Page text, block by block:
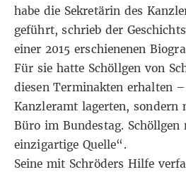
habe die Sekretärin des
geführt, schrieb der
einer 2015 erschienenen
Für sie hatte Schöllgen von
diesen Terminakten erhalten
Kanzleramt lagerten, sondern
Büro im Bundestag. Schöllgen
einzigartige Quelle“.
Seine mit Schröders Hilfe